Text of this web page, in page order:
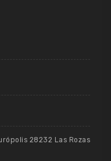
28232 Las Rozas